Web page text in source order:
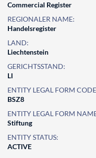
Commercial Register
REGIONALER NAME:
Handelsregister
LAND:
Liechtenstein
GERICHTSSTAND:
LI
ENTITY LEGAL FORM
BSZ8
ENTITY LEGAL FORM
Stiftung
ENTITY STATUS:
ACTIVE